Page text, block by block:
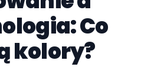
Co
kolory?